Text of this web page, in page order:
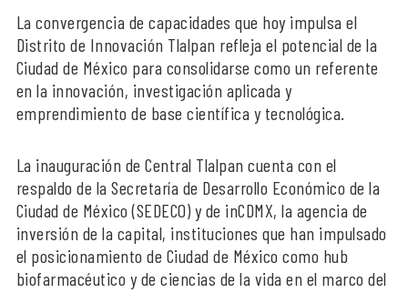
La convergencia de capacidades que hoy impulsa el
Distrito de Innovación Tlalpan refleja el potencial de la
Ciudad de México para consolidarse como un referente
en la innovación, investigación aplicada y
emprendimiento de base científica y tecnológica.
La inauguración de Central Tlalpan cuenta con el
respaldo de la Secretaría de Desarrollo Económico de la
Ciudad de México (SEDECO) y de inCDMX, la agencia de
inversión de la capital, instituciones que han impulsado
el posicionamiento de Ciudad de México como hub
biofarmacéutico y de ciencias de la vida en el marco del